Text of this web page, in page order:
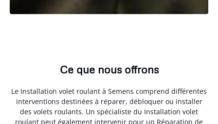
Ce que nous offrons
Le Installation volet roulant à Semens comprend différentes
interventions destinées à réparer, débloquer ou installer
des volets roulants. Un spécialiste du Installation volet
roulant peut également intervenir pour un Réparation de